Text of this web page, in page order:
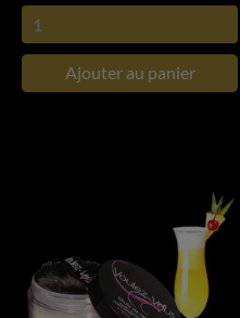
Ajouter au panier